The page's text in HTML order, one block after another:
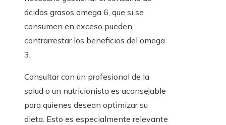
ácidos grasos omega 6, que si se
consumen en exceso pueden
contrarrestar los beneficios del omega
3.
Consultar con un profesional de la
salud o un nutricionista es aconsejable
para quienes desean optimizar su
dieta. Esto es especialmente relevante